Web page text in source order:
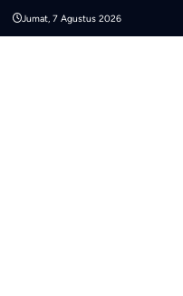
Jumat, 7 Agustus 2026